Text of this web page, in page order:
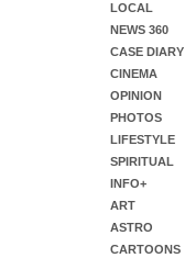
LOCAL
NEWS 360
CASE DIARY
CINEMA
OPINION
PHOTOS
LIFESTYLE
SPIRITUAL
INFO+
ART
ASTRO
CARTOONS